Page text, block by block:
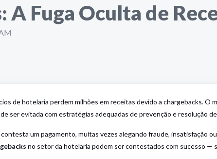
A Fuga Oculta de
de hotelaria perdem milhões em receitas devido a chargebacks. O
ser evitada com estratégias adequadas de prevenção e resolução
um pagamento, muitas vezes alegando fraude, insatisfação
no setor da hotelaria podem ser contestados com sucesso —